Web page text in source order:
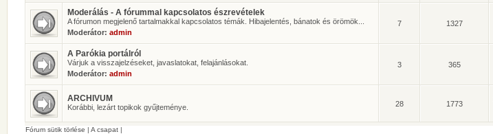
Moderálás - A fórummal kapcsolatos észrevételek
A fórumon megjelenő tartalmakkal kapcsolatos témák. Hibajelentés, bánatok és örömök...
Moderátor: admin
7 1327
A Parókia portálról
Várjuk a visszajelzéseket, javaslatokat, felajánlásokat.
Moderátor: admin
3 365
ARCHIVUM
Korábbi, lezárt topikok gyűjteménye. 28 1773
Fórum sütik törlése | A csapat |